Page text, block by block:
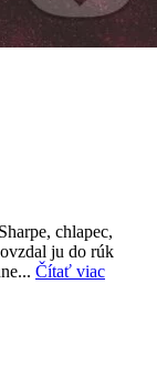
chlapec,
ju do rúk
Čítať viac